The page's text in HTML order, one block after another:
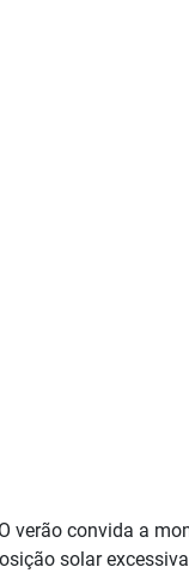
verão convida a
solar